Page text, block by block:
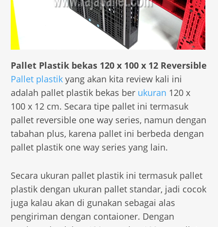
Pallet Plastik bekas 120 x 100 x 12 Reversible
Pallet plastik yang akan kita review kali ini
adalah pallet plastik bekas ber ukuran 120 x
100 x 12 cm. Secara tipe pallet ini termasuk
pallet reversible one way series, namun dengan
tabahan plus, karena pallet ini berbeda dengan
pallet plastik one way series yang lain.
Secara ukuran pallet plastik ini termasuk pallet
plastik dengan ukuran pallet standar, jadi cocok
juga kalau akan di gunakan sebagai alas
pengiriman dengan contaioner. Dengan